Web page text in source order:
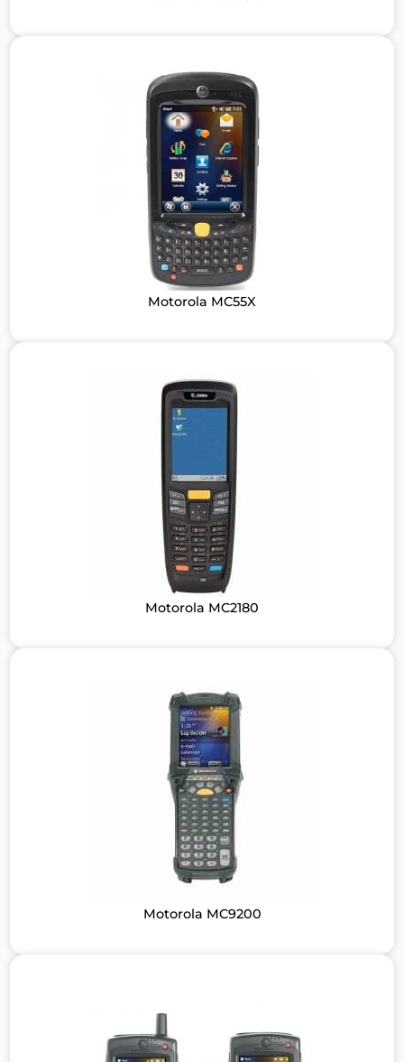
Motorola MC55X
Motorola MC2180
Motorola MC9200